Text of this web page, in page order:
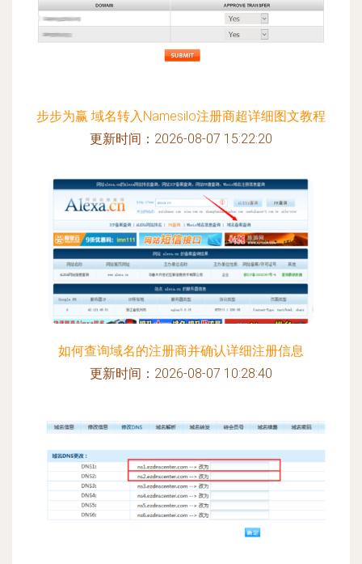
步步为赢 域名转入Namesilo注册商超详细图文教程
更新时间：2026-08-07 15:22:20
如何查询域名的注册商并确认详细注册信息
更新时间：2026-08-07 10:28:40